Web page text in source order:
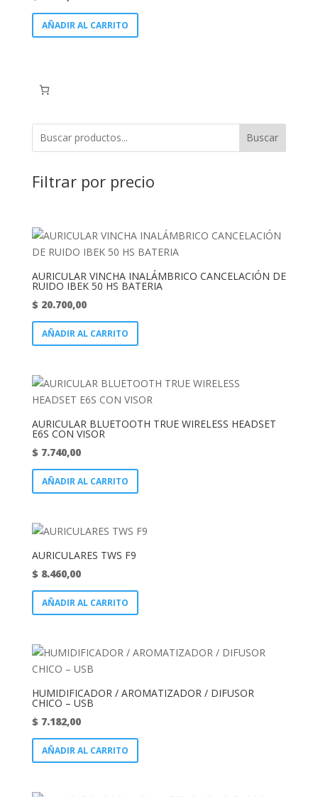
AÑADIR AL CARRITO
Buscar
Filtrar por precio
AURICULAR VINCHA INALÁMBRICO CANCELACIÓN DE
RUIDO IBEK 50 HS BATERIA
$20.700,00
AÑADIR AL CARRITO
AURICULAR BLUETOOTH TRUE WIRELESS HEADSET
E6S CON VISOR
$7.740,00
AÑADIR AL CARRITO
AURICULARES TWS F9
$8.460,00
AÑADIR AL CARRITO
HUMIDIFICADOR / AROMATIZADOR / DIFUSOR
CHICO – USB
$7.182,00
AÑADIR AL CARRITO